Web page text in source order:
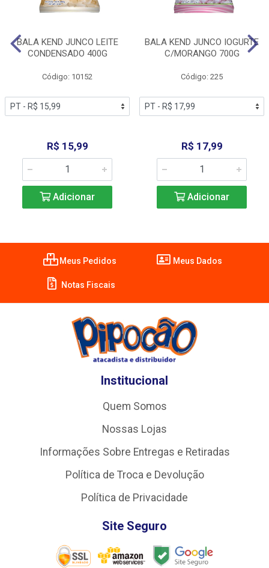
BALA KEND JUNCO LEITE
CONDENSADO 400G
Código: 10152
R$ 15,99
Adicionar
BALA KEND JUNCO IOGURTE
C/MORANGO 700G
Código: 225
R$ 17,99
Adicionar
Meus Pedidos Meus Dados
Notas Fiscais
Institucional
Quem Somos
Nossas Lojas
Informações Sobre Entregas e Retiradas
Política de Troca e Devolução
Política de Privacidade
Site Seguro